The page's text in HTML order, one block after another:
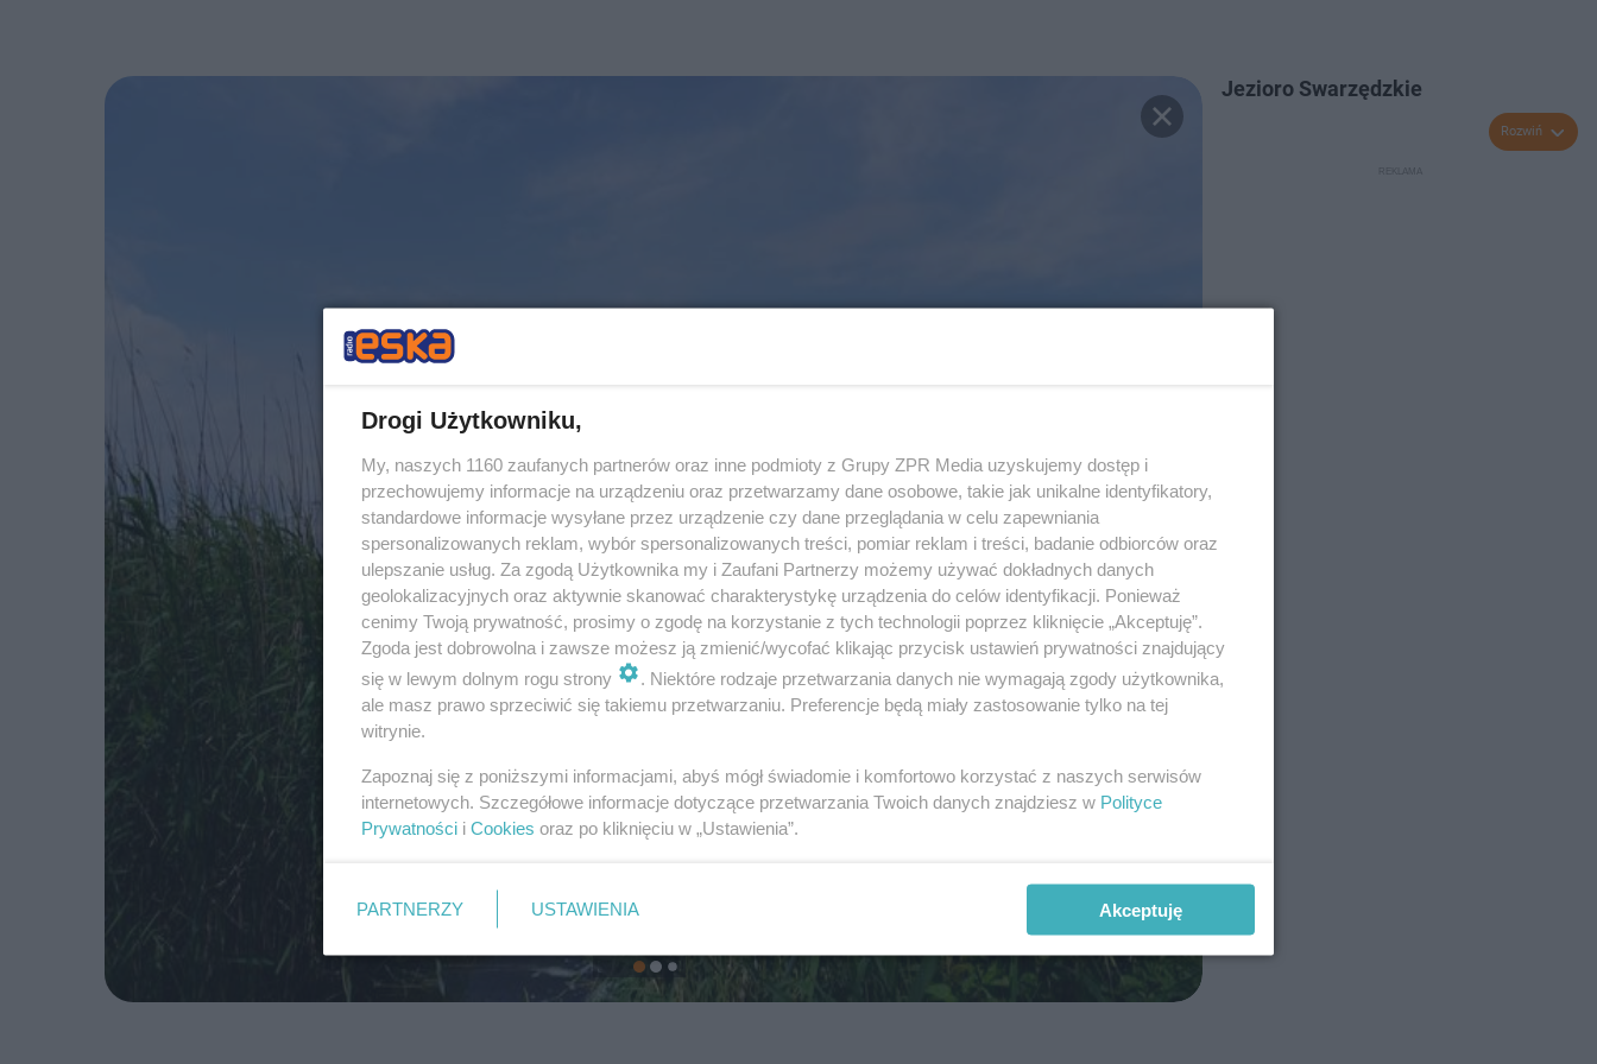
Jezioro Swarzędzkie
Rozwiń
Drogi Użytkowniku,
My, naszych 1160 zaufanych partnerów oraz inne podmioty z Grupy ZPR Media uzyskujemy dostęp i
przechowujemy informacje na urządzeniu oraz przetwarzamy dane osobowe, takie jak unikalne identyfikatory,
standardowe informacje wysyłane przez urządzenie czy dane przeglądania w celu zapewniania
spersonalizowanych reklam, wybór spersonalizowanych treści, pomiar reklam i treści, badanie odbiorców oraz
ulepszanie usług. Za zgodą Użytkownika my i Zaufani Partnerzy możemy używać dokładnych danych
geolokalizacyjnych oraz aktywnie skanować charakterystykę urządzenia do celów identyfikacji. Ponieważ
cenimy Twoją prywatność, prosimy o zgodę na korzystanie z tych technologii poprzez kliknięcie „Akceptuję”.
Zgoda jest dobrowolna i zawsze możesz ją zmienić/wycofać klikając przycisk ustawień prywatności znajdujący
się w lewym dolnym rogu strony
. Niektóre rodzaje przetwarzania danych nie wymagają zgody użytkownika,
ale masz prawo sprzeciwić się takiemu przetwarzaniu. Preferencje będą miały zastosowanie tylko na tej
witrynie.
Zapoznaj się z poniższymi informacjami, abyś mógł świadomie i komfortowo korzystać z naszych serwisów
internetowych. Szczegółowe informacje dotyczące przetwarzania Twoich danych znajdziesz w Polityce
Prywatności i Cookies oraz po kliknięciu w „Ustawienia”.
PARTNERZY USTAWIENIA Akceptuję